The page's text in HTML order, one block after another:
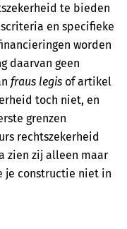
te bieden
en specifieke
worden
daarvan geen
fraus legis of artikel
toch niet, en
grenzen
rechtszekerheid
zien zij alleen maar
je constructie niet in